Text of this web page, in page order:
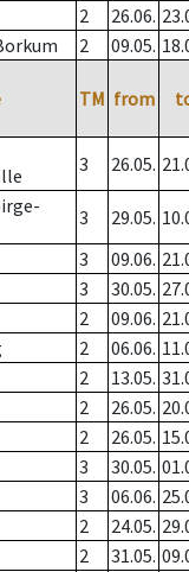
2 26.06.
2 09.05.
TM from
3 26.05.
3 29.05.
3 09.06.
3 30.05.
2 09.06.
2 06.06.
2 13.05.
2 26.05.
2 26.05.
3 30.05.
3 06.06.
2 24.05.
2 31.05.